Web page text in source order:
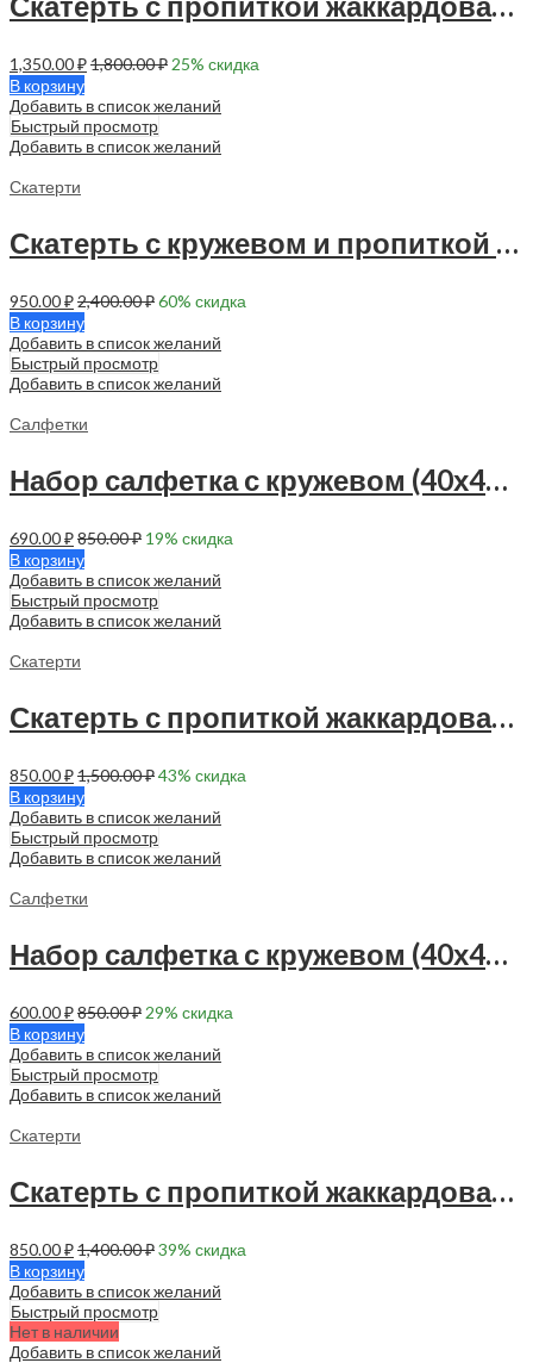
1,350.00₽1,800.00₽ 25% скидка
В корзину
Добавить в список желаний
Быстрый просмотр
Добавить в список желаний
Скатерти
Скатерть с кружевом и пропиткой 150х120 см — 1 шт — 90026
950.00₽2,400.00₽60% скидка
В корзину
Добавить в список желаний
Быстрый просмотр
Добавить в список желаний
Салфетки
Набор салфетка с кружевом (40х40 см — 4 шт) — 90033
690.00₽850.00₽ 19% скидка
В корзину
Добавить в список желаний
Быстрый просмотр
Добавить в список желаний
Скатерти
Скатерть с пропиткой жаккардовая 145х120 см — 1 шт — 90006
850.00₽1,500.00₽43% скидка
В корзину
Добавить в список желаний
Быстрый просмотр
Добавить в список желаний
Салфетки
Набор салфетка с кружевом (40х40 см — 4 шт) — 90032
600.00₽850.00₽ 29% скидка
В корзину
Добавить в список желаний
Быстрый просмотр
Добавить в список желаний
Скатерти
Скатерть с пропиткой жаккардовая 145х120 см — 1 шт — 90001
850.00₽1,400.00₽39% скидка
В корзину
Добавить в список желаний
Быстрый просмотр
Нет в наличии
Добавить в список желаний